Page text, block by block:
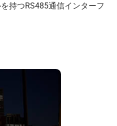
持つRS485通信インターフ